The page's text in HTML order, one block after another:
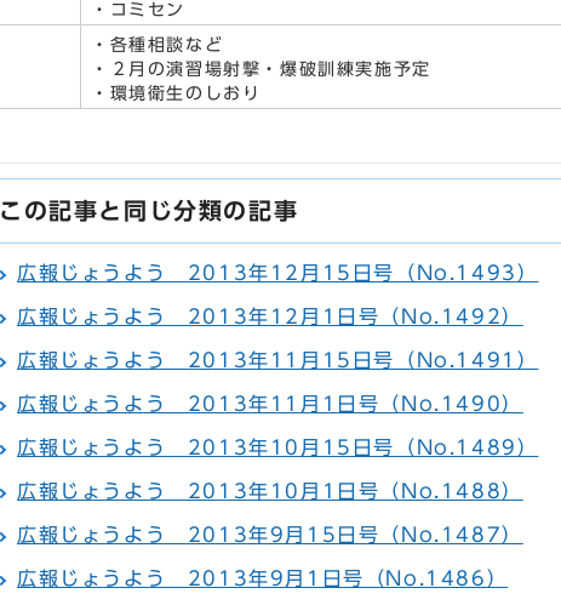
・コミセン
・各種相談など
・２月の演習場射撃・爆破訓練実施予定
・環境衛生のしおり
この記事と同じ分類の記事
広報じょうよう 2013年12月15日号（No.1493）
広報じょうよう 2013年12月1日号（No.1492）
広報じょうよう 2013年11月15日号（No.1491）
広報じょうよう 2013年11月1日号（No.1490）
広報じょうよう 2013年10月15日号（No.1489）
広報じょうよう 2013年10月1日号（No.1488）
広報じょうよう 2013年9月15日号（No.1487）
広報じょうよう 2013年9月1日号（No.1486）